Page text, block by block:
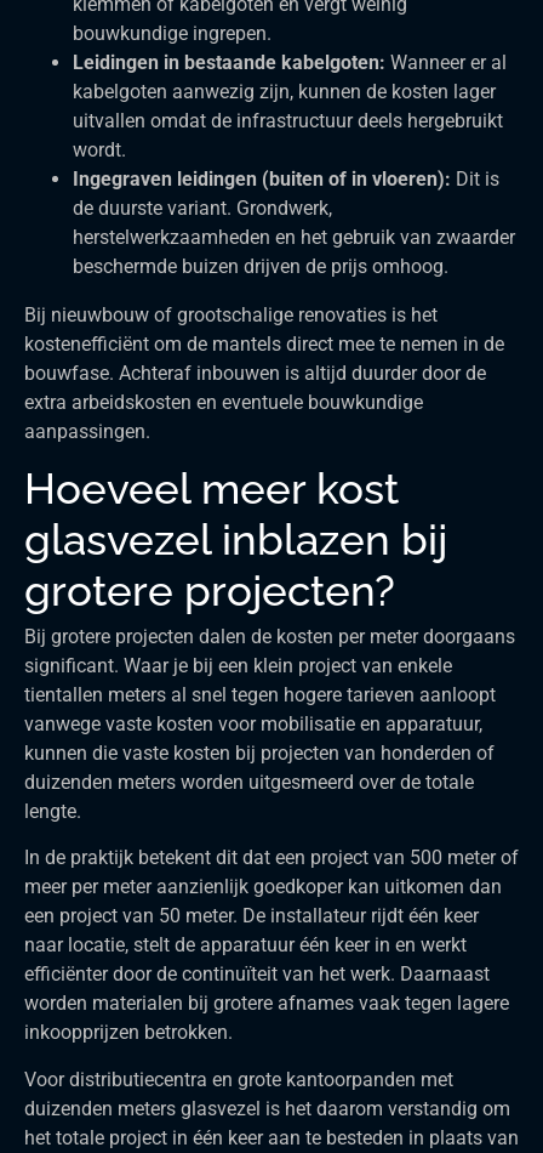
bouwkundige ingrepen.
Leidingen in bestaande kabelgoten: Wanneer er al
kabelgoten aanwezig zijn, kunnen de kosten lager
uitvallen omdat de infrastructuur deels hergebruikt
wordt.
Ingegraven leidingen (buiten of in vloeren): Dit is
de duurste variant. Grondwerk,
herstelwerkzaamheden en het gebruik van zwaarder
beschermde buizen drijven de prijs omhoog.
Bij nieuwbouw of grootschalige renovaties is het
kostenefficiënt om de mantels direct mee te nemen in de
bouwfase. Achteraf inbouwen is altijd duurder door de
extra arbeidskosten en eventuele bouwkundige
aanpassingen.
Hoeveel meer kost
glasvezel inblazen bij
grotere projecten?
Bij grotere projecten dalen de kosten per meter doorgaans
significant. Waar je bij een klein project van enkele
tientallen meters al snel tegen hogere tarieven aanloopt
vanwege vaste kosten voor mobilisatie en apparatuur,
kunnen die vaste kosten bij projecten van honderden of
duizenden meters worden uitgesmeerd over de totale
lengte.
In de praktijk betekent dit dat een project van 500 meter of
meer per meter aanzienlijk goedkoper kan uitkomen dan
een project van 50 meter. De installateur rijdt één keer
naar locatie, stelt de apparatuur één keer in en werkt
efficiënter door de continuïteit van het werk. Daarnaast
worden materialen bij grotere afnames vaak tegen lagere
inkoopprijzen betrokken.
Voor distributiecentra en grote kantoorpanden met
duizenden meters glasvezel is het daarom verstandig om
het totale project in één keer aan te besteden in plaats van